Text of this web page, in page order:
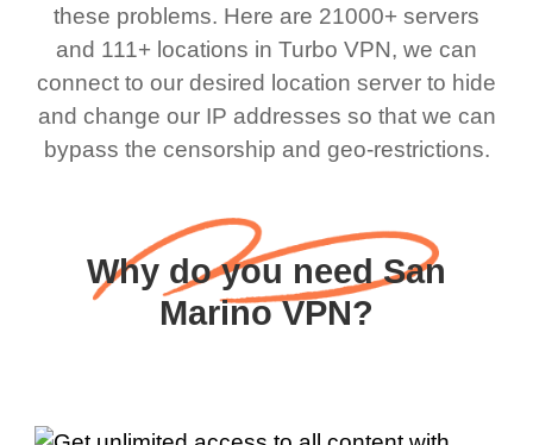
these problems. Here are 21000+ servers
and 111+ locations in Turbo VPN, we can
connect to our desired location server to hide
and change our IP addresses so that we can
bypass the censorship and geo-restrictions.
Why do you need San
Marino VPN?